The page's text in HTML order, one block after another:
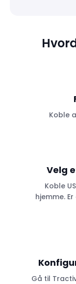
Koble
Velg
Koble
hjemme.
Gå til